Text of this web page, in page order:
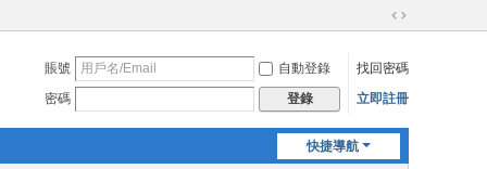
切
到
寬
賬號 自動登錄
找回密碼
密碼
登錄 立即註冊
快捷導航